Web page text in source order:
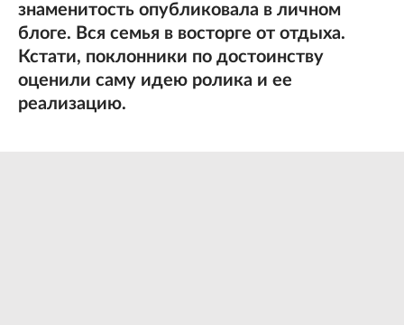
знаменитость опубликовала в личном
блоге. Вся семья в восторге от отдыха.
Кстати, поклонники по достоинству
оценили саму идею ролика и ее
реализацию.